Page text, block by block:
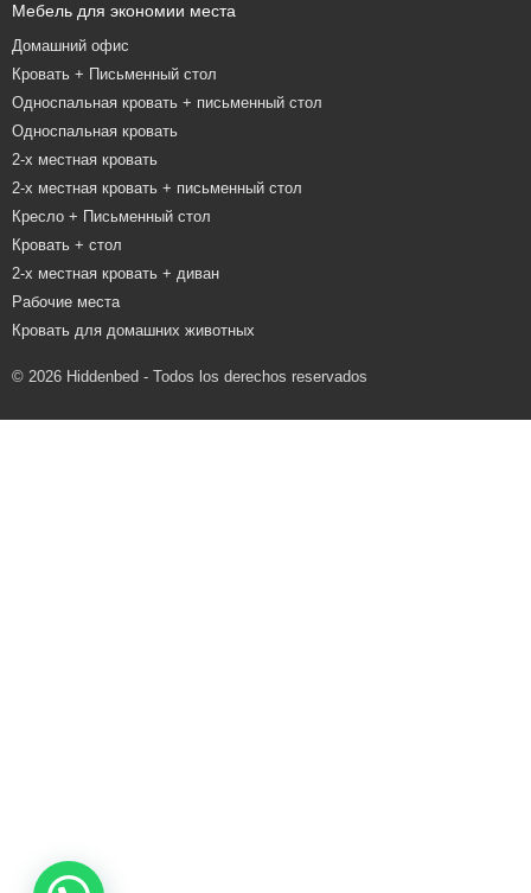
Мебель для экономии места
Домашний офис
Кровать + Письменный стол
Односпальная кровать + письменный стол
Односпальная кровать
2-х местная кровать
2-х местная кровать + письменный стол
Кресло + Письменный стол
Кровать + стол
2-х местная кровать + диван
Рабочие места
Кровать для домашних животных
© 2026 Hiddenbed - Todos los derechos reservados